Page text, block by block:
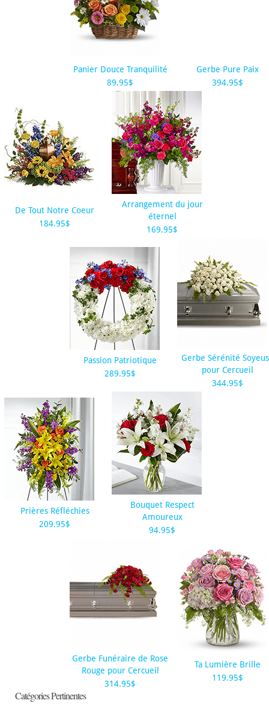
Panier Douce Tranquilité
89.95$
Gerbe Pure Paix
394.95$
De Tout Notre Coeur
184.95$
Arrangement du jour
éternel
169.95$
Passion Patriotique
289.95$
Gerbe Sérénité
pour Cercueil
344.95$
Prières Réfléchies
209.95$
Bouquet Respect
Amoureux
94.95$
Gerbe Funéraire de Rose
Rouge pour Cercueil
314.95$
Ta Lumière Brille
119.95$
Catégories Pertinentes